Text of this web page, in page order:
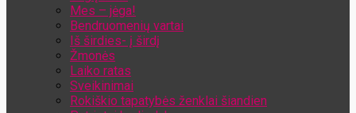
Mes – jėga!
Bendruomenių vartai
Iš širdies- į širdį
Žmonės
Laiko ratas
Sveikinimai
Rokiškio tapatybės ženklai šiandien